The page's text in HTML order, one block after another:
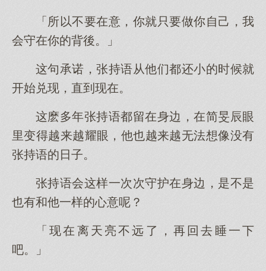
「所以不要在意，你就只要做你自己，我
会守在你的背後。」
这句承诺，张持语从他们都还小的时候就
开始兑现，直到现在。
这麽多年张持语都留在身边，在简旻辰眼
里变得越来越耀眼，他也越来越无法想像没有
张持语的日子。
张持语会这样一次次守护在身边，是不是
也有和他一样的心意呢？
「现在离天亮不远了，再回去睡一下
吧。」